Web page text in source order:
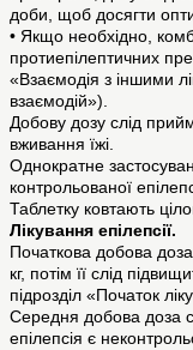
доби, щоб досягти
• Якщо необхідно,
протиепілептичних
«Взаємодія з іншими
взаємодій»).
Добову дозу слід
вживання їжі.
Однократне
контрольованої
Таблетку ковтають
Лікування епілепсії.
Початкова добова
кг, потім її слід
підрозділ «Початок
Середня добова доза
епілепсія є